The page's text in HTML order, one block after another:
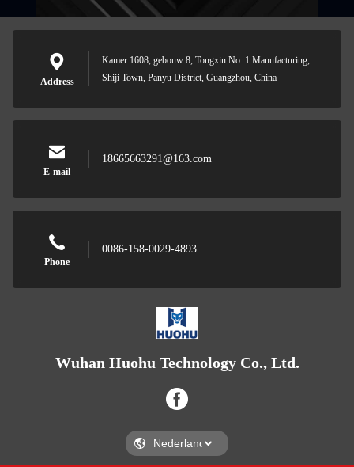
Address
Kamer 1608, gebouw 8, Tongxin No. 1 Manufacturing,
Shiji Town, Panyu District, Guangzhou, China
E-mail
18665663291@163.com
Phone
0086-158-0029-4893
Wuhan Huohu Technology Co., Ltd.